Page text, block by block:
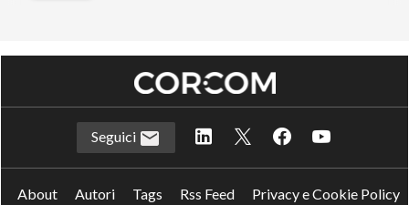
Seguici
About Autori Tags Rss Feed
Privacy e Cookie Policy